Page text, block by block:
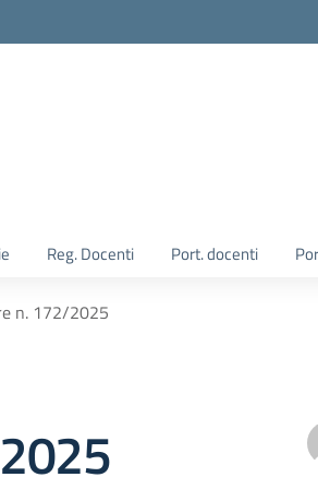
Reg. Docenti Port. docenti
n. 172/2025